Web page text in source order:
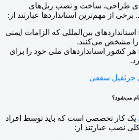
طراحی، ساخت و نصب ریل‌های
از مهم‌ترین استانداردها عبارتند از:
استانداردهای بین‌المللی که الزامات ایمنی
را مشخص می‌کنند.
هر کشور استانداردهای ملی خود را برای
جرثقیل سقفی
می‌شود؟
یک کار تخصصی است که باید توسط افراد
نصب عبارتند از: